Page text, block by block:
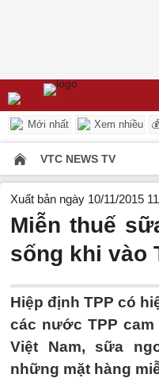
Mới nhất Xem nhiều
VTC NEWS TV
Xuất bản ngày 10/11/2015
Miễn thuế
sống khi vào
Hiệp định TPP có
các nước TPP
Việt Nam, sữa
những mặt hàng